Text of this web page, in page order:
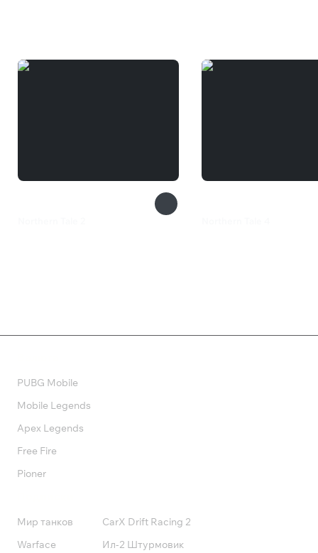
PUBG Mobile
Mobile Legends
Apex Legends
Free Fire
Pioner
Мир танков
Warface
CarX Drift Racing 2
Ил-2 Штурмовик